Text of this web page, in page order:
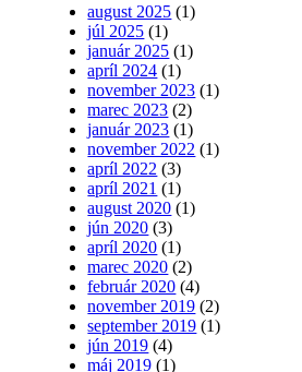
august 2025 (1)
júl 2025 (1)
január 2025 (1)
apríl 2024 (1)
november 2023 (1)
marec 2023 (2)
január 2023 (1)
november 2022 (1)
apríl 2022 (3)
apríl 2021 (1)
august 2020 (1)
jún 2020 (3)
apríl 2020 (1)
marec 2020 (2)
február 2020 (4)
november 2019 (2)
september 2019 (1)
jún 2019 (4)
máj 2019 (1)